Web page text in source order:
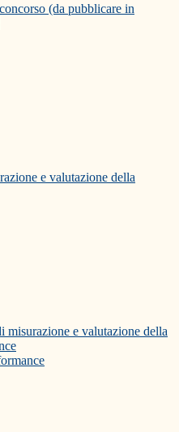
(da pubblicare in
e valutazione della
misurazione e valutazione della